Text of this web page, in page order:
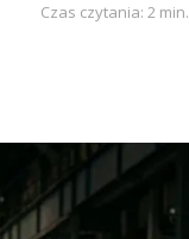
Czas czytania: 2 min.